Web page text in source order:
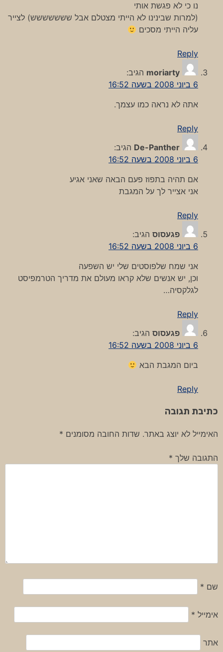
נו כי לא פגשת אותי
(למרות שבינינו לא הייתי מצטלם אבל ששששששש) לצייר
עליה הייתי מסכים
Reply
moriarty הגיב:
6 ביוני 2008 בשעה 16:52
אתה לא נראה כמו עצמך.
Reply
De-Panther הגיב:
6 ביוני 2008 בשעה 16:52
אם תהיה בתפוז פעם הבאה שאני אגיע
אני אצייר לך על המגבת
Reply
פגעסוס הגיב:
6 ביוני 2008 בשעה 16:52
אני שמח שלפוסטים שלי יש השפעה
וכן, יש אנשים שלא קראו מעולם את מדריך הטרמפיסט
לגלקסיה…
Reply
פגעסוס הגיב:
6 ביוני 2008 בשעה 16:52
ביום המגבת הבא
Reply
כתיבת תגובה
האימייל לא יוצג באתר. שדות החובה מסומנים *
התגובה שלך *
שם *
אימייל *
אתר